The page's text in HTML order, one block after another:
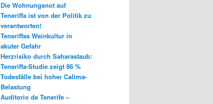
Die Wohnungsnot auf
Teneriffa ist von der Politik zu
verantworten!
Teneriffas Weinkultur in
akuter Gefahr
Herzrisiko durch Saharastaub:
Teneriffa-Studie zeigt 86 %
Todesfälle bei hoher Calima-
Belastung
Auditorio de Tenerife –